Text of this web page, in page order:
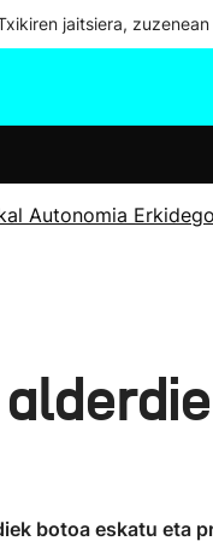
jaitsiera, zuzenean
Autonomia
botoa eskatu eta